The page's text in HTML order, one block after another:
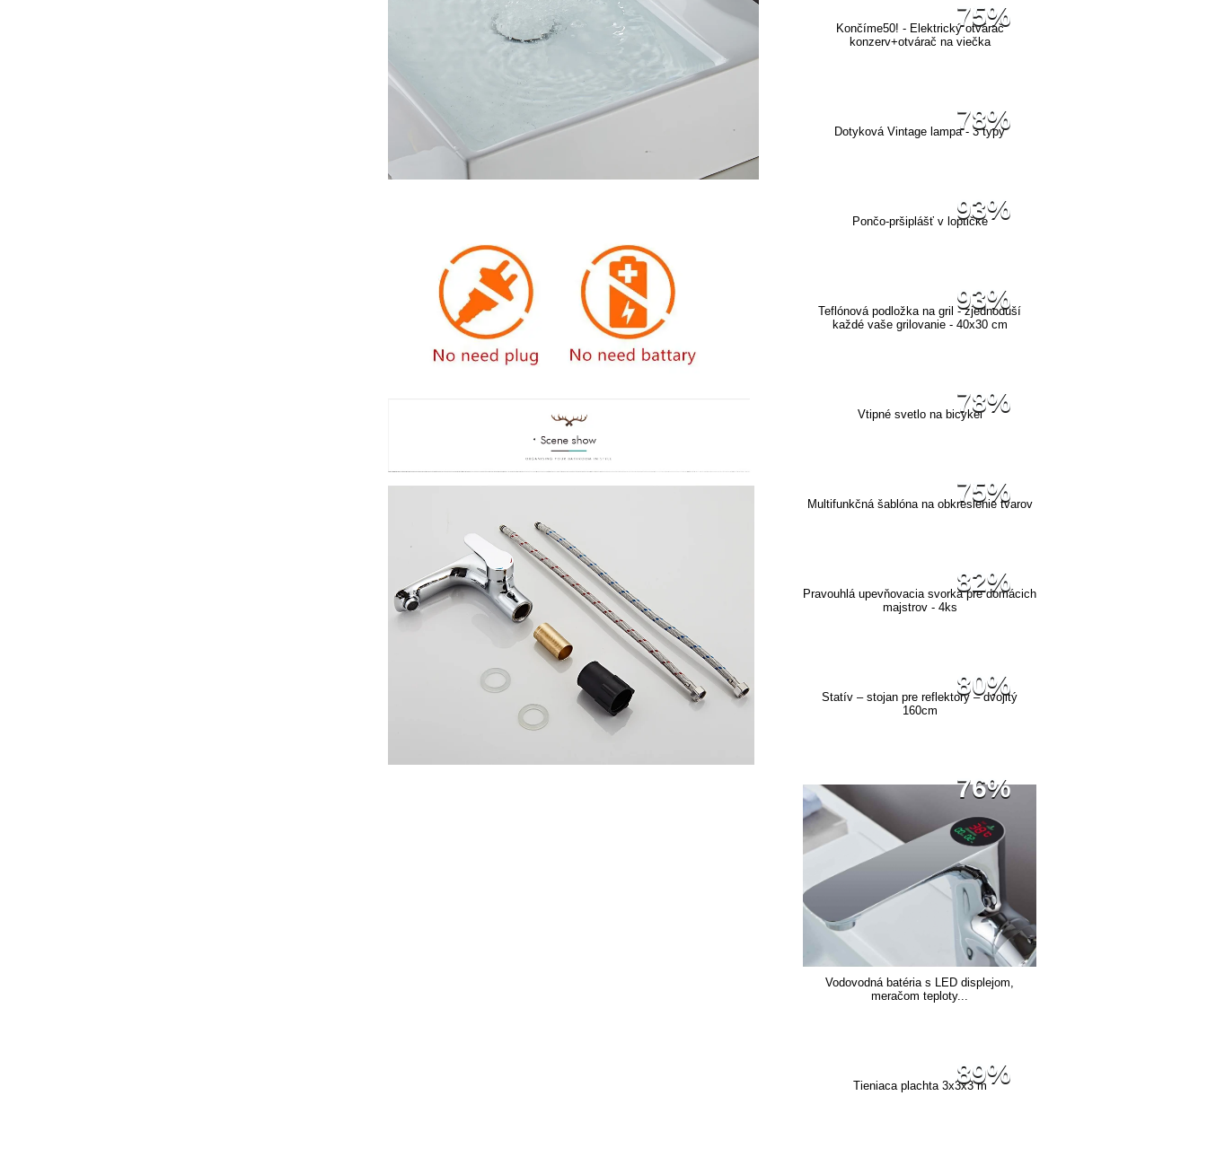
75%
Končíme50! - Elektrický otvárač
konzerv+otvárač na viečka
78%
Dotyková Vintage lampa - 3 typy
93%
Pončo-pršiplášť v loptičke
93%
Teflónová podložka na gril - zjednoduší
každé vaše grilovanie - 40x30 cm
78%
Vtipné svetlo na bicykel
75%
Multifunkčná šablóna na obkreslenie tvarov
82%
Pravouhlá upevňovacia svorka pre domácich
majstrov - 4ks
80%
Statív – stojan pre reflektory – dvojitý
160cm
76%
Vodovodná batéria s LED displejom,
meračom teploty...
89%
Tieniaca plachta 3x3x3 m